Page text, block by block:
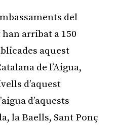
del
arribat a 150
aquest
de l’Aigua,
d’aquest
d’aquests
la Baells, Sant Ponç